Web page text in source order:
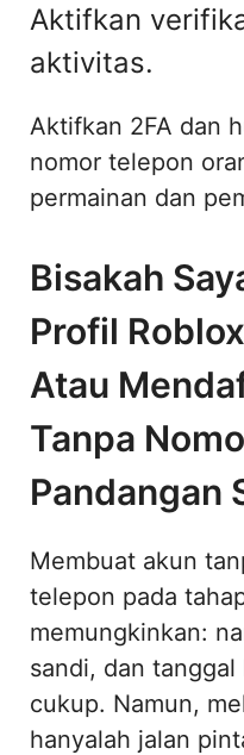
Aktifkan
aktivitas.
Aktifkan 2FA dan
nomor telepon
permainan dan
Bisakah
Profil
Atau
Tanpa
Pandangan
Membuat akun
telepon pada
memungkinkan:
sandi, dan
cukup. Namun,
hanyalah jalan